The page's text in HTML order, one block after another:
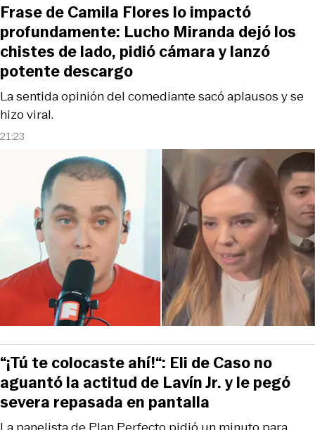
21:23
La sentida opinión del comediante sacó aplausos y se
hizo viral.
Frase de Camila Flores lo impactó
profundamente: Lucho Miranda dejó los
chistes de lado, pidió cámara y lanzó
potente descargo
“¡Tú te colocaste ahí!“: Eli de Caso no
aguantó la actitud de Lavín Jr. y le pegó
severa repasada en pantalla